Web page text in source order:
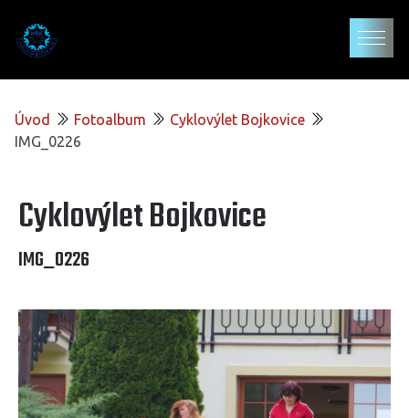
Úvod Fotoalbum
Cyklovýlet Bojkovice
IMG_0226
Cyklovýlet Bojkovice
IMG_0226